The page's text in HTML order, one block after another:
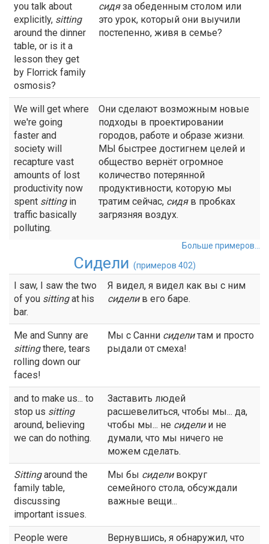
you talk about
explicitly, sitting
around the dinner
table, or is it a
lesson they get
by Florrick family
osmosis?
сидяза обеденным столом или
это урок, который они выучили
постепенно, живя в семье?
We will get where
we're going
faster and
society will
recapture vast
amounts of lost
productivity now
spent sittingin
traffic basically
polluting.
Они сделают возможным новые
подходы в проектировании
городов, работе и образе жизни.
МЫ быстрее достигнем целей и
общество вернёт огромное
количество потерянной
продуктивности, которую мы
тратим сейчас, сидяв пробках
загрязняя воздух.
Больше примеров...
Сидели (примеров 402)
I saw, I saw the two
of you sittingat his
bar.
Я видел, я видел как вы с ним
сиделив его баре.
Me and Sunny are
sittingthere, tears
rolling down our
faces!
Мы с Санни сиделитам и просто
рыдали от смеха!
and to make us... to
stop us sitting
around, believing
we can do nothing.
Заставить людей
расшевелиться, чтобы мы... да,
чтобы мы... не сиделии не
думали, что мы ничего не
можем сделать.
Sittingaround the
family table,
discussing
important issues.
Мы бы сиделивокруг
семейного стола, обсуждали
важные вещи...
People were
Вернувшись, я обнаружил, что